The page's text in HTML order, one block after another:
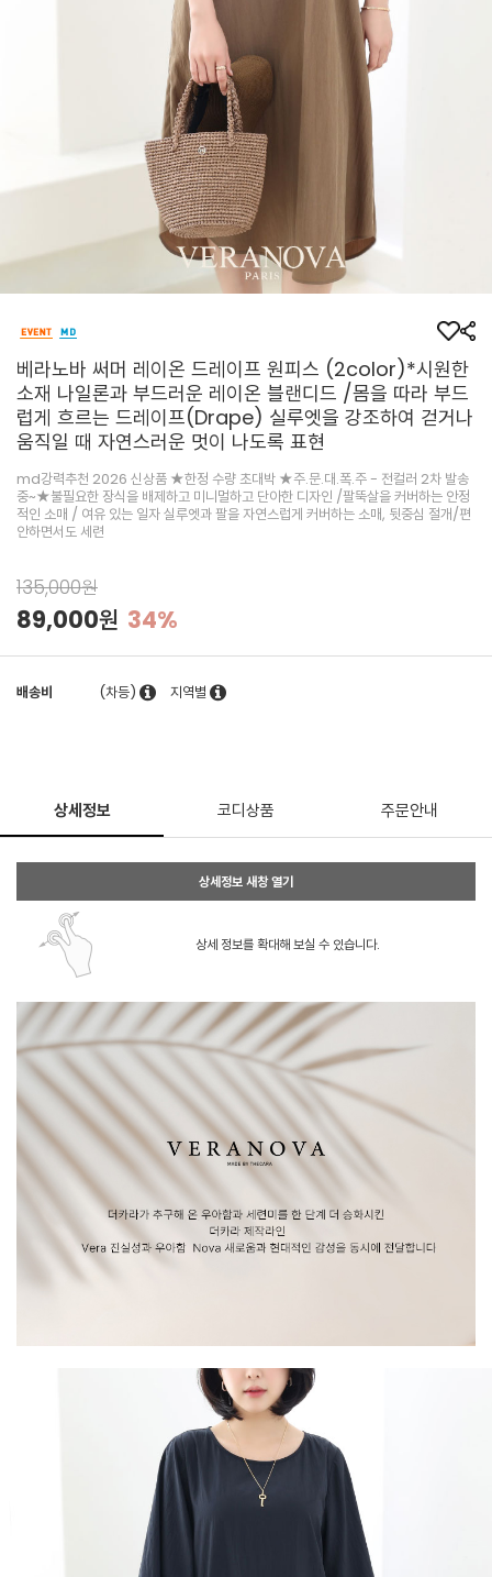
베라노바 써머 레이온 드레이프 원피스 (2color)*시원한
소재 나일론과 부드러운 레이온 블랜디드 /몸을 따라 부드
럽게 흐르는 드레이프(Drape) 실루엣을 강조하여 걷거나
움직일 때 자연스러운 멋이 나도록 표현
md강력추천 2026 신상품 ★한정 수량 초대박 ★주.문.대.폭.주 - 전컬러 2차 발송
중~★불필요한 장식을 배제하고 미니멀하고 단아한 디자인 /팔뚝살을 커버하는 안정
적인 소매 / 여유 있는 일자 실루엣과 팔을 자연스럽게 커버하는 소매, 뒷중심 절개/편
안하면서도 세련
135,000원
89,000원 34%
배송비 (차등) 지역별
상세정보 코디상품 주문안내
상세정보 새창 열기
상세 정보를 확대해 보실 수 있습니다.